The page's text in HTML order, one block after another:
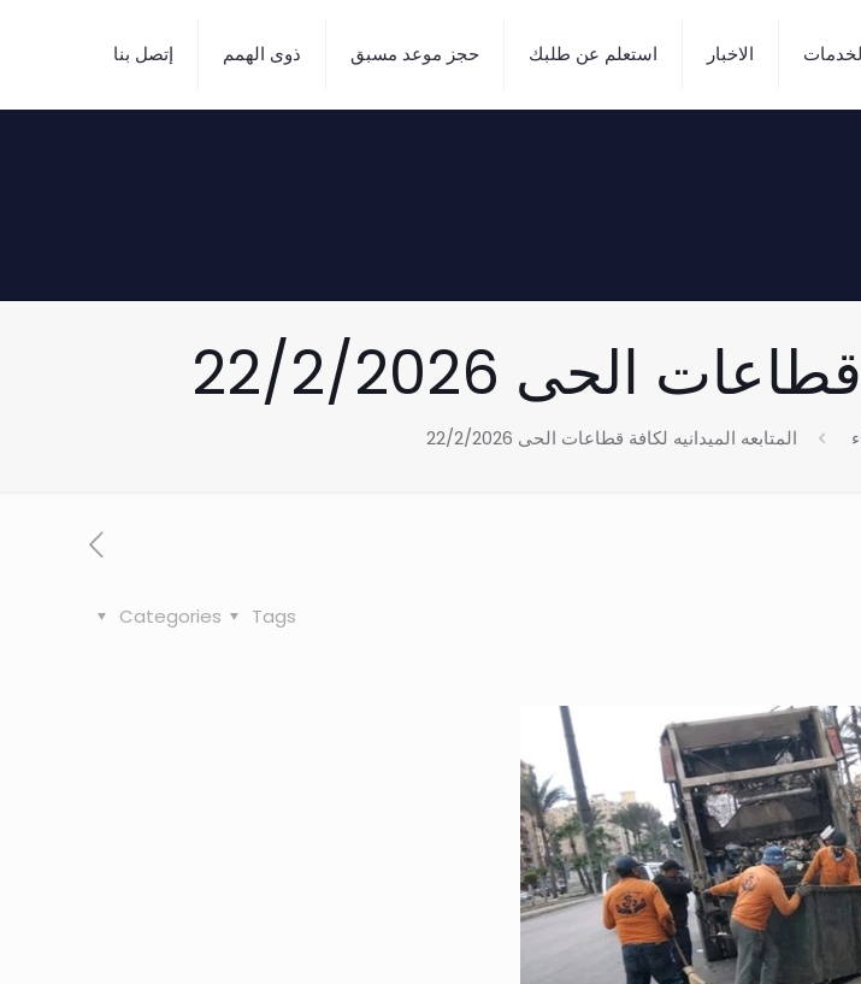
الاخبار استعلم عن طلبك حجز موعد مسبق ذوى الهمم إتصل بنا
الحى 22/2/2026
المتابعه الميدانيه لكافة قطاعات الحى 22/2/2026
Categories Tags